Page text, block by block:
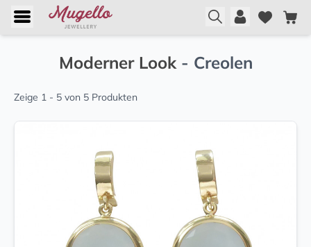
Moderner Look - Creolen
Zeige 1 - 5 von 5 Produkten